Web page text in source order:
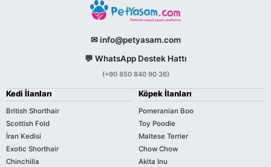
✉ info@petyasam.com
💬 WhatsApp Destek Hattı
(+90 850 840 90 36)
Kedi İlanları
British Shorthair
Scottish Fold
İran Kedisi
Exotic Shorthair
Chinchilla
Köpek İlanları
Pomeranian Boo
Toy Poodle
Maltese Terrier
Chow Chow
Akita Inu